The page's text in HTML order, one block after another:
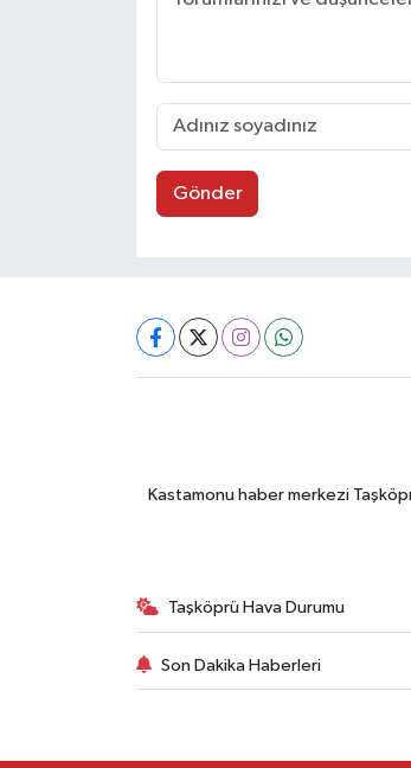
Gönder
Kastamonu haber merkezi
Taşköprü Hava Durumu
Son Dakika Haberleri